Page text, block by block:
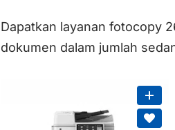
Dapatkan layanan fotocopy
dokumen dalam jumlah